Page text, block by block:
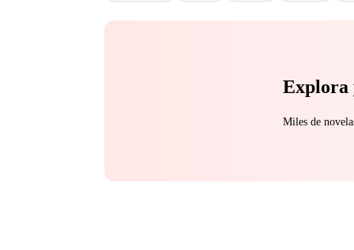
Explora
Miles de